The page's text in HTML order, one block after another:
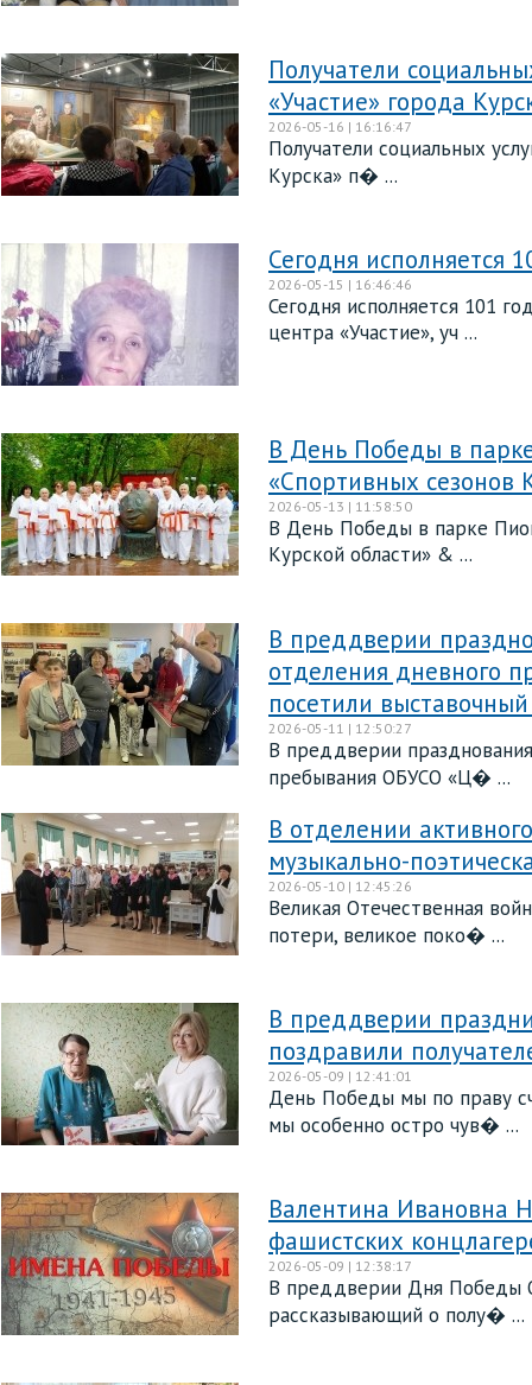
Получатели
«Участие» города
2026-05-16 | 16:16:47
Получатели социальных
Курска» п� ...
Сегодня
2026-05-15 | 16:46:46
Сегодня исполняется 101
центра «Участие», уч ...
В День Победы в
«Спортивных сезонов
2026-05-13 | 11:58:50
В День Победы в парке
Курской области» & ...
В преддверии
отделения дневного
посетили
2026-05-11 | 12:50:27
В преддверии
пребывания ОБУСО «Ц� ...
В отделении
музыкально-
2026-05-10 | 12:45:26
Великая Отечественная
потери, великое поко� ...
В преддверии
поздравили
2026-05-09 | 12:41:01
День Победы мы по праву
мы особенно остро чув� ...
Валентина Ивановна
фашистских
2026-05-09 | 12:38:17
В преддверии Дня Победы
рассказывающий о полу� ...